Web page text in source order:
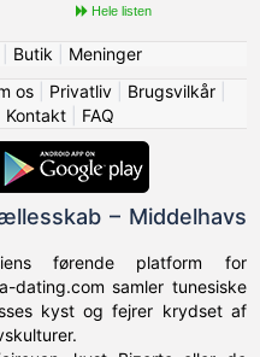
Hele listen
Butik
Meninger
os| Privatliv| Brugsvilkår|
Kontakt| FAQ
– Middelhavs
førende platform for
dating.com samler tunesiske
kyst og fejrer krydset af